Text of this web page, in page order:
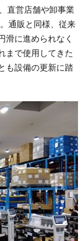
直営店舗や卸事業
通販と同様、従来
滑に進められなく
まで使用してきた
も設備の更新に踏